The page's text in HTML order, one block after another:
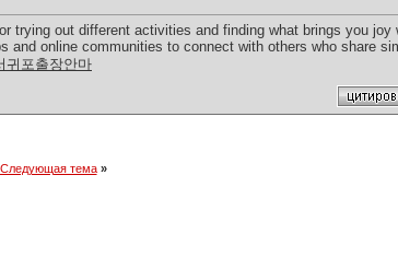
trying out different activities and finding what brings you joy
and online communities to connect with others who share
귀포출장안마
Следующая тема »